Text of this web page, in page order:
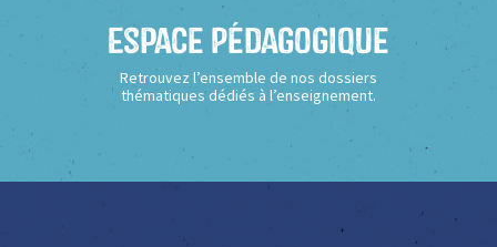
Espace Pédagogique
Retrouvez l’ensemble de nos dossiers
thématiques dédiés à l’enseignement.